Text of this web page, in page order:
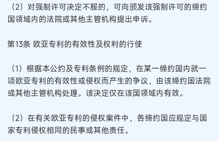
（2）对强制许可决定不服的，可向颁发该强制许可的缔约
国领域内的法院或其他主管机构提出申诉。
第13条 欧亚专利的有效性及权利的行使
（1）根据本公约及专利条例的规定，在某一缔约国内就一
项欧亚专利的有效性或侵权而产生的争议，由该缔约国法院
或其他主管机构处理。该决定仅在该国领域内有效。
（2）在有关欧亚专利的侵权案件中，各缔约国应规定与国
家专利侵权相同的民事或其他责任。